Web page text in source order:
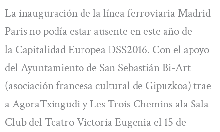
La inauguración de la línea ferroviaria Madrid-
Paris no podía estar ausente en este año de
la Capitalidad Europea DSS2016. Con el apoyo
del Ayuntamiento de San Sebastián Bi-Art
(asociación francesa cultural de Gipuzkoa) trae
a AgoraTxingudi y Les Trois Chemins ala Sala
Club del Teatro Victoria Eugenia el 15 de